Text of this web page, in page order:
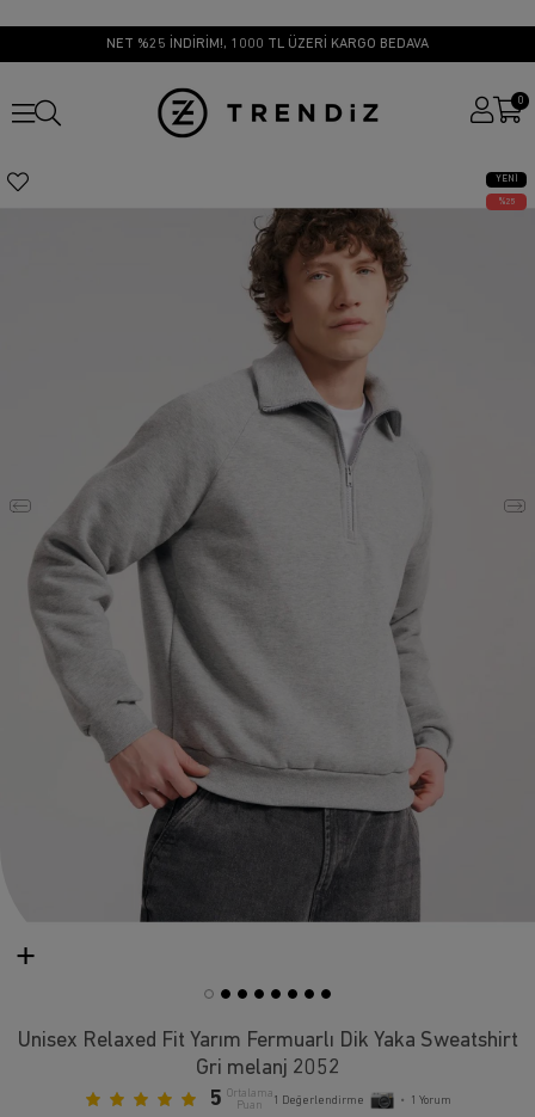
NET %25 İNDİRİM!, 1000 TL ÜZERİ KARGO BEDAVA
0
YENI
ÜRÜN
25
Unisex Relaxed Fit Yarım Fermuarlı Dik Yaka Sweatshirt
Gri melanj 2052
5 Ortalama
Puan
1 Değerlendirme • 1 Yorum